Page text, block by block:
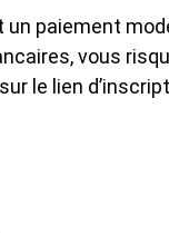
paiement
vous
le lien